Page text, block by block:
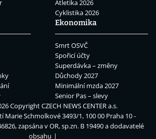
Atletika 2026
Cyklistika 2026
Ekonomika
Smrt OSVČ
Spořicí účty
Superdávka – změny
Důchody 2027
Minimální mzda 2027
Senior Pas – slevy
CopyrightCZECH NEWS CENTER a.s.
Marie Schmolkové 3493/1, 100 00 Praha 10 -
zapsána v OR, sp.zn. B 19490 a dodavatelé
obsahu